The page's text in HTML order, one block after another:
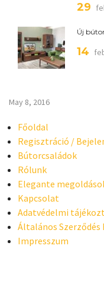
29
Új
14
May 8, 2016
Főoldal
Regisztráció /
Bútorcsaládok
Rólunk
Elegante
Kapcsolat
Adatvédelmi
Általános
Impresszum